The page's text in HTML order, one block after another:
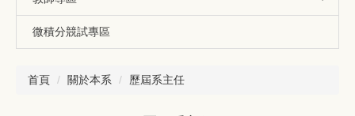
微積分競試專區
首頁 關於本系 歷屆系主任